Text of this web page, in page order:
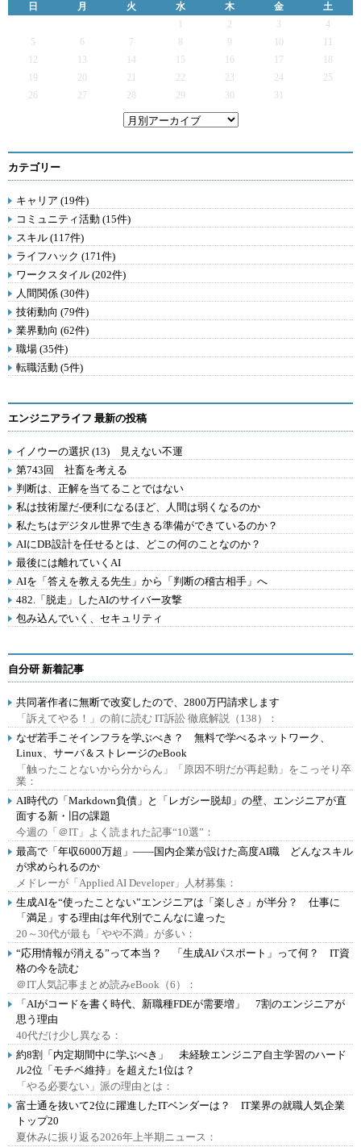
日 月 火 水 木 金
土
2 3
4
5
6 7 9
12
13 14 15 16 17
19
20 21 22 23 24
25
26
27 28 29 30 31
カテゴリー
キャリア (19件)
コミュニティ活動 (15件)
スキル (117件)
ライフハック (171件)
ワークスタイル (202件)
人間関係 (30件)
技術動向 (79件)
業界動向 (62件)
職場 (35件)
転職活動 (5件)
エンジニアライフ 最新の投稿
イノウーの選択 (13) 見えない不運
第743回 社畜を考える
判断は、正解を当てることではない
私は技術屋だ-便利になるほど、人間は弱くなるのか
私たちはデジタル世界で生きる準備ができているのか？
AIにDB設計を任せるとは、どこの何のことなのか？
最後には離れていくAI
AIを「答えを教える先生」から「判断の稽古相手」へ
482.「脱走」したAIのサイバー攻撃
包み込んでいく、セキュリティ
自分研 新着記事
共同著作者に無断で改変したので、2800万円請求します
「訴えてやる！」の前に読む IT訴訟 徹底解説（138）：
なぜ若手こそインフラを学ぶべき？ 無料で学べるネットワーク、
Linux、サーバ＆ストレージのeBook
「触ったことないから分からん」「原因不明だが再起動」をこっそり卒
業：
AI時代の「Markdown負債」と「レガシー脱却」の壁、エンジニアが直
面する新・旧の課題
今週の「＠IT」よく読まれた記事“10選”：
最高で「年収6000万超」――国内企業が設けた高度AI職 どんなスキル
が求められるのか
メドレーが「Applied AI Developer」人材募集：
生成AIを“使ったことない”エンジニアは「楽しさ」が半分？ 仕事に
「満足」する理由は年代別でこんなに違った
20～30代が最も「やや不満」が多い：
“応用情報が消える”って本当？ 「生成AIパスポート」って何？ IT資
格の今を読む
＠IT人気記事まとめ読みeBook（6）：
「AIがコードを書く時代、新職種FDEが需要増」 7割のエンジニアが
思う理由
40代だけ少し異なる：
約8割「内定期間中に学ぶべき」 未経験エンジニア自主学習のハード
ル2位「モチベ維持」を超えた1位は？
「やる必要ない」派の理由とは：
富士通を抜いて2位に躍進したITベンダーは？ IT業界の就職人気企業
トップ20
夏休みに振り返る2026年上半期ニュース：